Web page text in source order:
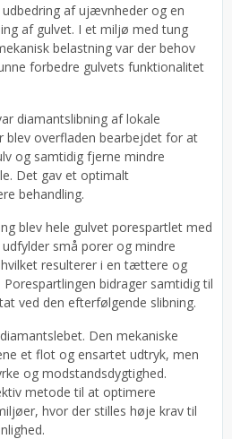
af ujævnheder og en
af gulvet. I et miljø med tung
belastning var der behov
forbedre gulvets funktionalitet
diamantslibning af lokale
blev overfladen bearbejdet for at
og samtidig fjerne mindre
Det gav et optimalt
behandling.
blev hele gulvet porespartlet med
små porer og mindre
resulterer i en tættere og
bidrager samtidig til
ved den efterfølgende slibning.
Den mekaniske
et flot og ensartet udtryk, men
og modstandsdygtighed.
metode til at optimere
hvor der stilles høje krav til